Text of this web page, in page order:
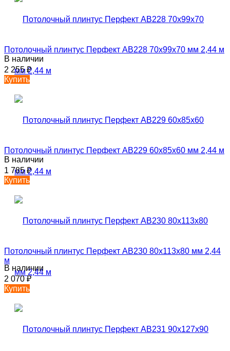
Потолочный плинтус Перфект AB228 70х99х70 мм 2,44 м
В наличии
2 255₽
Купить
Потолочный плинтус Перфект AB229 60х85х60 мм 2,44 м
В наличии
1 785₽
Купить
Потолочный плинтус Перфект AB230 80х113х80 мм 2,44
м
В наличии
2 070₽
Купить